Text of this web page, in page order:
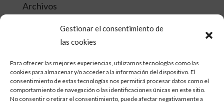
Gestionar el consentimiento de
las cookies
Para ofrecer las mejores experiencias, utilizamos tecnologías como las
cookies para almacenar y/o acceder a la información del dispositivo. El
consentimiento de estas tecnologías nos permitirá procesar datos como el
comportamiento de navegación o las identificaciones únicas en este sitio.
No consentir o retirar el consentimiento, puede afectar negativamente a
Archivos
febrero 2018
diciembre 2017
julio 2011